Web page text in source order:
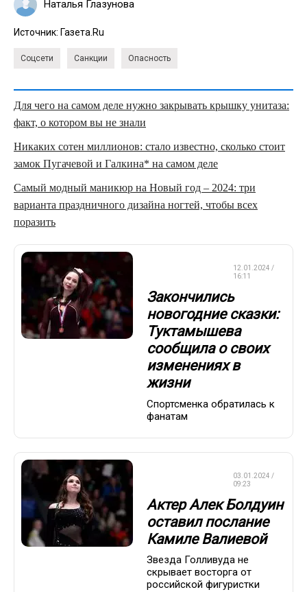
Наталья Глазунова
Источник: Газета.Ru
Соцсети Санкции Опасность
Для чего на самом деле нужно закрывать крышку унитаза:
факт, о котором вы не знали
Никаких сотен миллионов: стало известно, сколько стоит
замок Пугачевой и Галкина* на самом деле
Самый модный маникюр на Новый год – 2024: три
варианта праздничного дизайна ногтей, чтобы всех
поразить
12.01.2024 /
16:11
Закончились
новогодние сказки:
Туктамышева
сообщила о своих
изменениях в
жизни
Спортсменка обратилась к
фанатам
03.01.2024 /
09:23
Актер Алек Болдуин
оставил послание
Камиле Валиевой
Звезда Голливуда не
скрывает восторга от
российской фигуристки